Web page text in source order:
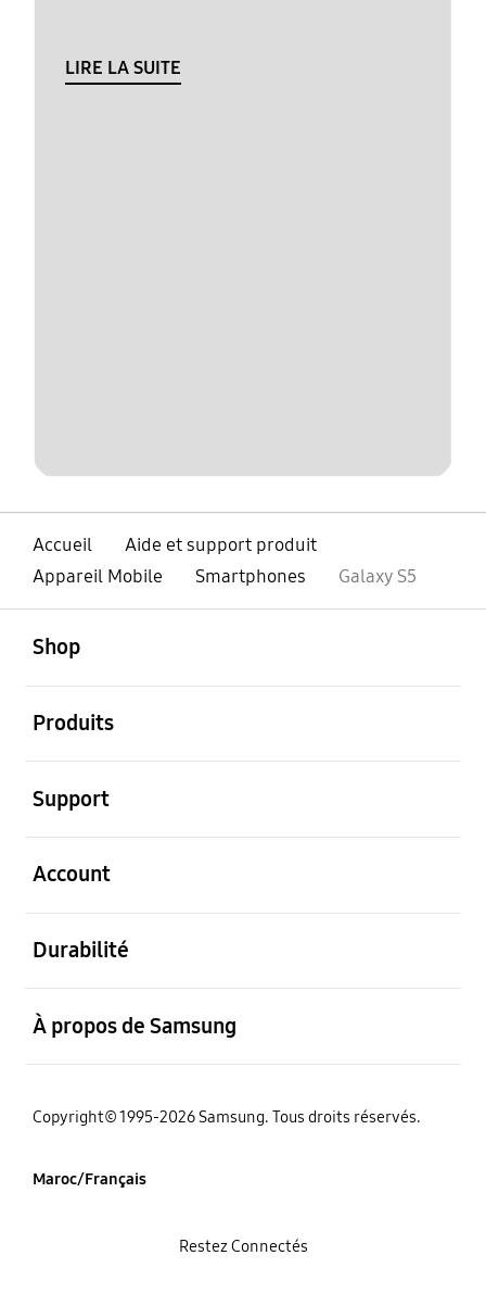
LIRE LA SUITE
Accueil
Aide et support produit
Appareil Mobile
Smartphones Galaxy S5
Shop
Produits
Support
Account
Durabilité
À propos de Samsung
Copyright© 1995-2026 Samsung. Tous droits réservés.
Maroc/Français
Restez Connectés